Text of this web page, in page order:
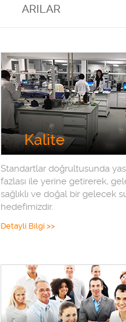
ARILAR
Kalite
Standartlar doğrultusunda
fazlası ile yerine getirerek,
sağlıklı ve doğal bir gelecek
hedefimizdir.
Detayli Bilgi >>